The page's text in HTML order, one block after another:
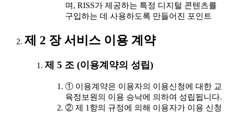
며, RISS가 제공하는 특정 디지털 콘텐츠를
구입하는 데 사용하도록 만들어진 포인트
제 2 장 서비스 이용 계약
제 5 조 (이용계약의 성립)
① 이용계약은 이용자의 이용신청에 대한 교
육정보원의 이용 승낙에 의하여 성립됩니다.
② 제 1항의 규정에 의해 이용자가 이용 신청